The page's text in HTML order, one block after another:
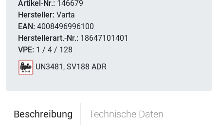
Artikel-Nr.: 146679
Hersteller: Varta
EAN: 4008496996100
Herstellerart.-Nr.: 18647101401
VPE: 1 / 4 / 128
UN3481, SV188 ADR
Beschreibung Technische Daten